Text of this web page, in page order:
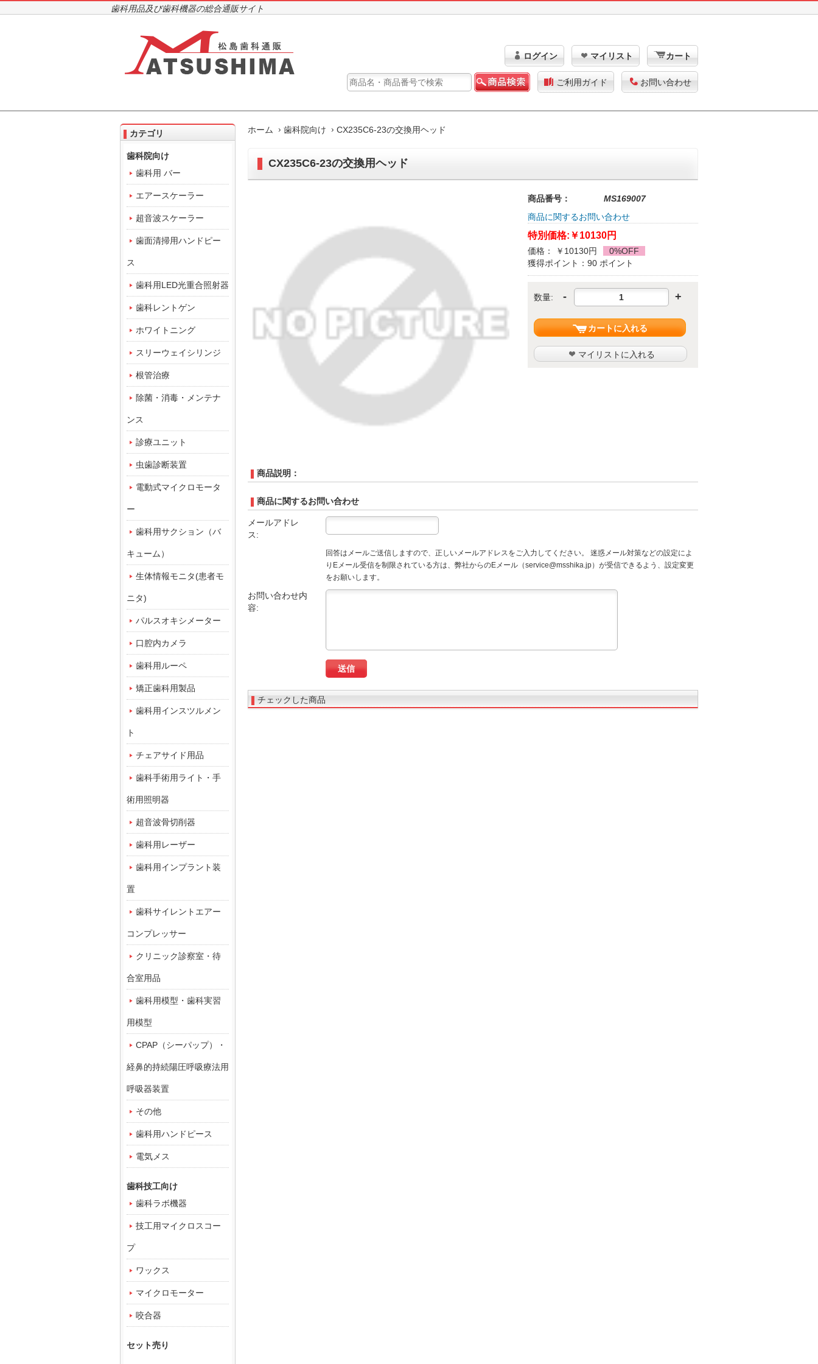
歯科用品及び歯科機器の総合通販サイト
ログイン マイリスト カート
ご利用ガイド お問い合わせ
ホーム 歯科院向け CX235C6-23の交換用ヘッド
CX235C6-23の交換用ヘッド
商品番号：
MS169007
商品に関するお問い合わせ
特別価格: ￥10130円
価格： ￥10130円
0%OFF
獲得ポイント：90 ポイント
数量: - +
カートに入れる
マイリストに入れる
商品説明：
商品に関するお問い合わせ
メールアドレ
ス:
回答はメールご送信しますので、正しいメールアドレスをご入力してください。 迷惑メール対策などの設定によ
りEメール受信を制限されている方は、弊社からのEメール（service@msshika.jp）が受信できるよう、設定変更
をお願いします。
お問い合わせ内
容:
チェックした商品
カテゴリ
歯科院向け
歯科用 バー
エアースケーラー
超音波スケーラー
歯面清掃用ハンドピー
ス
歯科用LED光重合照射器
歯科レントゲン
ホワイトニング
スリーウェイシリンジ
根管治療
除菌・消毒・メンテナ
ンス
診療ユニット
虫歯診断装置
電動式マイクロモータ
ー
歯科用サクション（バ
キューム）
生体情報モニタ(患者モ
ニタ)
パルスオキシメーター
口腔内カメラ
歯科用ルーペ
矯正歯科用製品
歯科用インスツルメン
ト
チェアサイド用品
歯科手術用ライト・手
術用照明器
超音波骨切削器
歯科用レーザー
歯科用インプラント装
置
歯科サイレントエアー
コンプレッサー
クリニック診察室・待
合室用品
歯科用模型・歯科実習
用模型
CPAP（シーパップ）・
経鼻的持続陽圧呼吸療法用
呼吸器装置
その他
歯科用ハンドピース
電気メス
歯科技工向け
歯科ラボ機器
技工用マイクロスコー
プ
ワックス
マイクロモーター
咬合器
セット売り